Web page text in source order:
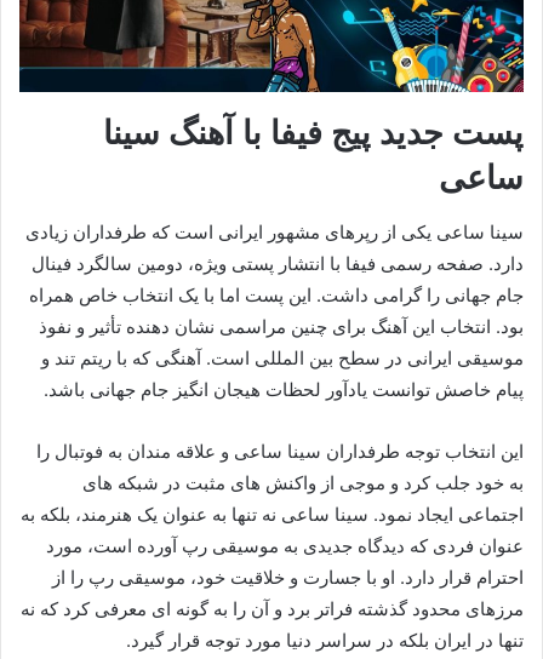
پست جدید پیج فیفا با آهنگ سینا
ساعی
سینا ساعی یکی از رپرهای مشهور ایرانی است که طرفداران زیادی
دارد. صفحه رسمی فیفا با انتشار پستی ویژه، دومین سالگرد فینال
جام جهانی را گرامی داشت. این پست اما با یک انتخاب خاص همراه
بود. انتخاب این آهنگ برای چنین مراسمی نشان‌ دهنده تأثیر و نفوذ
موسیقی ایرانی در سطح بین‌ المللی است. آهنگی که با ریتم تند و
پیام خاصش توانست یادآور لحظات هیجان‌ انگیز جام جهانی باشد.
این انتخاب توجه طرفداران سینا ساعی و علاقه‌ مندان به فوتبال را
به خود جلب کرد و موجی از واکنش‌ های مثبت در شبکه‌ های
اجتماعی ایجاد نمود. سینا ساعی نه تنها به عنوان یک هنرمند، بلکه به
عنوان فردی که دیدگاه جدیدی به موسیقی رپ آورده است، مورد
احترام قرار دارد. او با جسارت و خلاقیت خود، موسیقی رپ را از
مرزهای محدود گذشته فراتر برد و آن را به گونه‌ ای معرفی کرد که نه
تنها در ایران بلکه در سراسر دنیا مورد توجه قرار گیرد.